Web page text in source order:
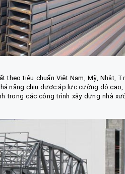
theo tiêu chuẩn Việt Nam, Mỹ, Nhật,
năng chịu được áp lực cường độ cao,
trong các công trình xây dựng nhà